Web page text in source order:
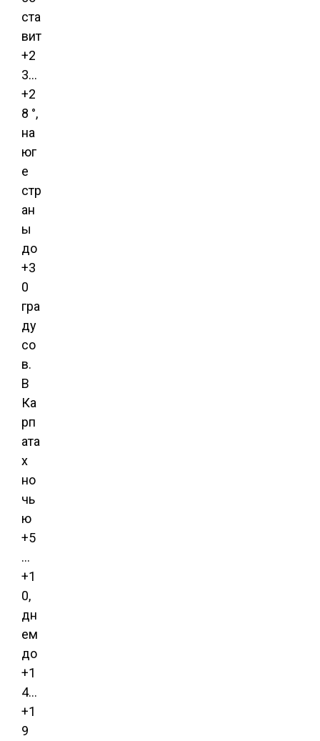
ста
вит
+2
3…
+2
8 °,
на
юг
е
стр
ан
ы
до
+3
0
гра
ду
со
в.
В
Ка
рп
ата
х
но
чь
ю
+5
…
+1
0,
дн
ем
до
+1
4…
+1
9